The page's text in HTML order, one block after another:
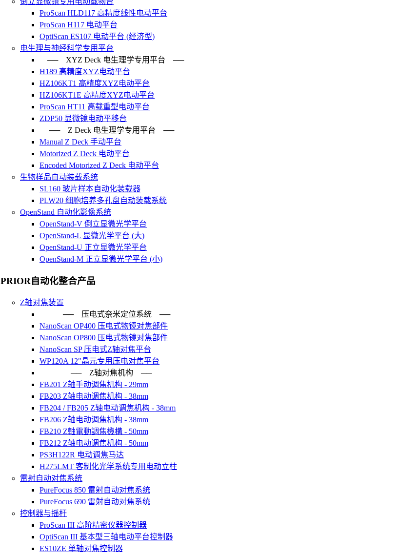
ProScan HLD117 高精度线性电动平台
ProScan H117 电动平台
OptiScan ES107 电动平台 (经济型)
电生理与神经科学专用平台
── XYZ Deck 电生理学专用平台 ──
H189 高精度XYZ电动平台
HZ106KT1 高精度XYZ电动平台
HZ106KT1E 高精度XYZ电动平台
ProScan HT11 高载重型电动平台
ZDP50 显微镜电动平移台
── Z Deck 电生理学专用平台 ──
Manual Z Deck 手动平台
Motorized Z Deck 电动平台
Encoded Motorized Z Deck 电动平台
生物样品自动装载系统
SL160 玻片样本自动化装载器
PLW20 细胞培养多孔盘自动装载系统
OpenStand 自动化影像系统
OpenStand-V 倒立显微光学平台
OpenStand-L 显微光学平台 (大)
OpenStand-U 正立显微光学平台
OpenStand-M 正立显微光学平台 (小)
PRIOR自动化整合产品
Z轴对焦装置
── 压电式奈米定位系统 ──
NanoScan OP400 压电式物镜对焦部件
NanoScan OP800 压电式物镜对焦部件
NanoScan SP 压电式Z轴对焦平台
WP120A 12"晶元专用压电对焦平台
── Z轴对焦机构 ──
FB201 Z轴手动调焦机构 - 29mm
FB203 Z轴电动调焦机构 - 38mm
FB204 / FB205 Z轴电动调焦机构 - 38mm
FB206 Z轴电动调焦机构 - 38mm
FB210 Z軸電動調焦機構 - 50mm
FB212 Z轴电动调焦机构 - 50mm
PS3H122R 电动调焦马达
H275LMT 客制化光学系统专用电动立柱
雷射自动对焦系统
PureFocus 850 雷射自动对焦系统
PureFocus 690 雷射自动对焦系统
控制器与摇杆
ProScan III 高阶精密仪器控制器
OptiScan III 基本型三轴电动平台控制器
ES10ZE 单轴对焦控制器